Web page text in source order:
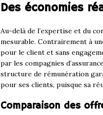
Des économies
Au-delà de l’expertise et du
mesurable. Contrairement à
pour le client et sans
par les compagnies
structure de rémunération
pour ses clients, puisque sa
Comparaison des